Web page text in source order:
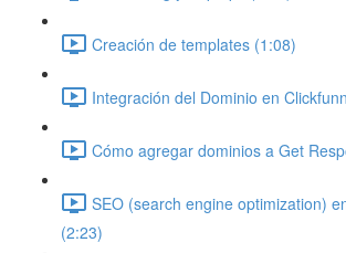
Creación de templates (1:08)
Integración del Dominio en
Cómo agregar dominios a Get
SEO (search engine optimization)
(2:23)